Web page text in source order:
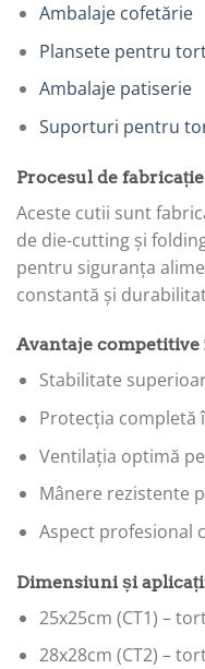
Ambalaje cofetărie
Plansete pentru
Ambalaje patiserie
Suporturi pentru
Procesul de
Aceste cutii sunt
de die-cutting și
pentru siguranța
constantă și
Avantaje
Stabilitate
Protecția
Ventilația optimă
Mânere rezistente
Aspect profesional
Dimensiuni și
25x25cm (CT1) –
28x28cm (CT2) –